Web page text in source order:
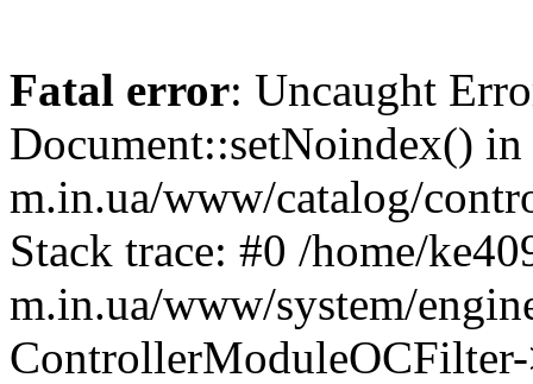
Fatal error: Uncaught
Document::setNoindex()
m.in.ua/www/catalog/
Stack trace: #0 /home/
m.in.ua/www/system/